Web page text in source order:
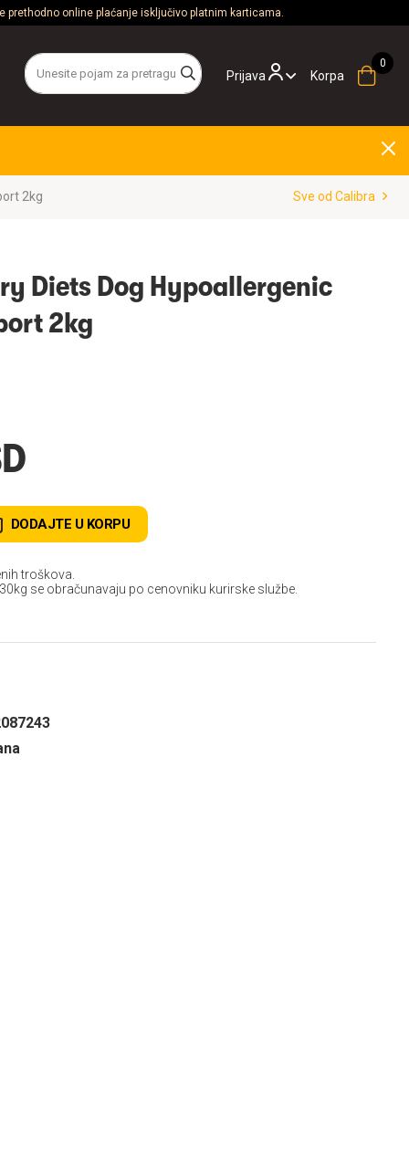
prethodno online plaćanje isključivo platnim karticama.
Prijava Korpa
2kg Sve od Calibra
Diets Dog Hypoallergenic
2kg
DODAJTE U KORPU
troškova.
se obračunavaju po cenovniku kurirske službe.